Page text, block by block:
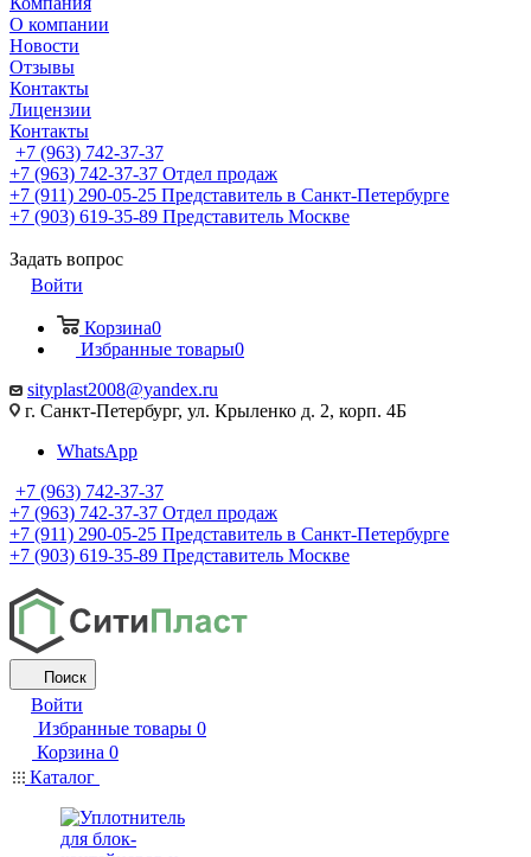
О компании
Новости
Отзывы
Контакты
Лицензии
Контакты
+7 (963) 742-37-37
+7 (963) 742-37-37 Отдел продаж
+7 (911) 290-05-25 Представитель в Санкт-Петербурге
+7 (903) 619-35-89 Представитель Москве
Задать вопрос
Войти
Корзина0
Избранные товары0
sityplast2008@yandex.ru
г. Санкт-Петербург, ул. Крыленко д. 2, корп. 4Б
WhatsApp
+7 (963) 742-37-37
+7 (963) 742-37-37 Отдел продаж
+7 (911) 290-05-25 Представитель в Санкт-Петербурге
+7 (903) 619-35-89 Представитель Москве
Поиск
Войти
Избранные товары 0
Корзина 0
Каталог